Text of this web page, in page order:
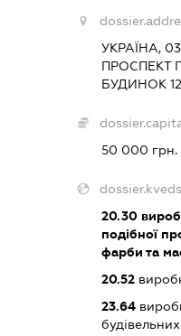
УКРАЇНА,
ПРОСПЕКТ
БУДИНОК
50 000 грн.
20.30
подібної
фарби та
20.52
23.64